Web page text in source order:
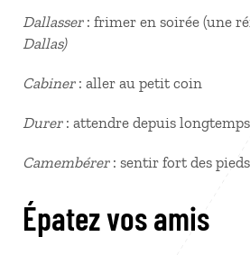
Dallasser: frimer en soirée (une
Dallas)
Cabiner: aller au petit coin
Durer: attendre depuis longtemps
Camembérer: sentir fort des pieds
Épatez vos amis